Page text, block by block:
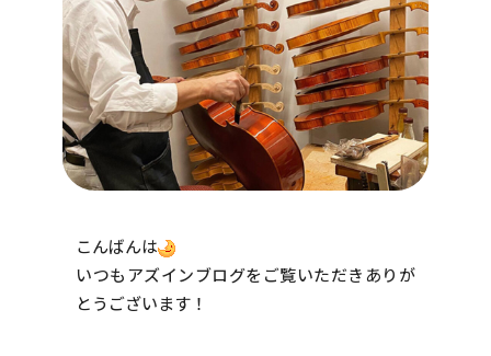
こんばんは
いつもアズインブログをご覧いただきありが
とうございます！